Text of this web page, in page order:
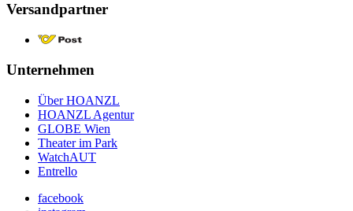
Versandpartner
Unternehmen
Über HOANZL
HOANZL Agentur
GLOBE Wien
Theater im Park
WatchAUT
Entrello
facebook